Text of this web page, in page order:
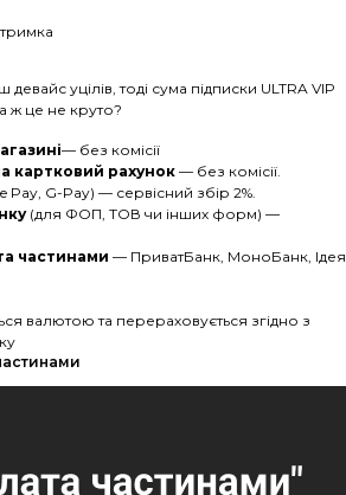
уцілів, тоді сума підписки ULTRA VIP
ж це не круто?
— без комісії
картковий рахунок — без комісії.
Pay, G-Pay) — сервісний збір 2%.
(для ФОП, ТОВ чи інших форм) —
частинами — ПриватБанк, МоноБанк, Ідея
валютою та перераховується згідно з